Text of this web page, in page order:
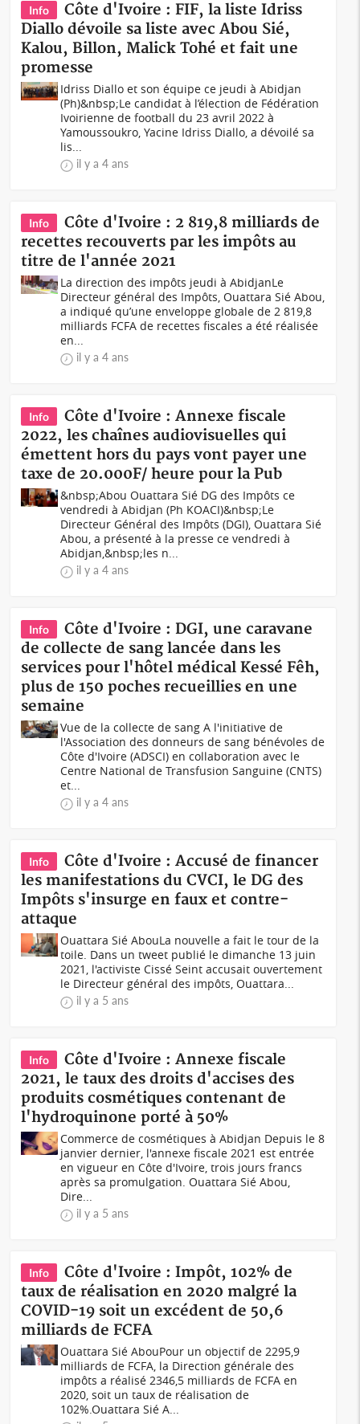
Info
Côte d'Ivoire : FIF, la liste Idriss
Diallo dévoile sa liste avec Abou Sié,
Kalou, Billon, Malick Tohé et fait une
promesse
Idriss Diallo et son équipe ce jeudi à Abidjan
(Ph)&nbsp;Le candidat à l’élection de Fédération
Ivoirienne de football du 23 avril 2022 à
Yamoussoukro, Yacine Idriss Diallo, a dévoilé sa
lis...
il y a 4 ans
Info
Côte d'Ivoire : 2 819,8 milliards de
recettes recouverts par les impôts au
titre de l'année 2021
La direction des impôts jeudi à AbidjanLe
Directeur général des Impôts, Ouattara Sié Abou,
a indiqué qu’une enveloppe globale de 2 819,8
milliards FCFA de recettes fiscales a été réalisée
en...
il y a 4 ans
Info
Côte d'Ivoire : Annexe fiscale
2022, les chaînes audiovisuelles qui
émettent hors du pays vont payer une
taxe de 20.000F/ heure pour la Pub
&nbsp;Abou Ouattara Sié DG des Impôts ce
vendredi à Abidjan (Ph KOACI)&nbsp;Le
Directeur Général des Impôts (DGI), Ouattara Sié
Abou, a présenté à la presse ce vendredi à
Abidjan,&nbsp;les n...
il y a 4 ans
Info
Côte d'Ivoire : DGI, une caravane
de collecte de sang lancée dans les
services pour l'hôtel médical Kessé Fêh,
plus de 150 poches recueillies en une
semaine
Vue de la collecte de sang A l'initiative de
l'Association des donneurs de sang bénévoles de
Côte d'Ivoire (ADSCI) en collaboration avec le
Centre National de Transfusion Sanguine (CNTS)
et...
il y a 4 ans
Info
Côte d'Ivoire : Accusé de financer
les manifestations du CVCI, le DG des
Impôts s'insurge en faux et contre-
attaque
Ouattara Sié AbouLa nouvelle a fait le tour de la
toile. Dans un tweet publié le dimanche 13 juin
2021, l'activiste Cissé Seint accusait ouvertement
le Directeur général des impôts, Ouattara...
il y a 5 ans
Info
Côte d'Ivoire : Annexe fiscale
2021, le taux des droits d'accises des
produits cosmétiques contenant de
l'hydroquinone porté à 50%
Commerce de cosmétiques à Abidjan Depuis le 8
janvier dernier, l'annexe fiscale 2021 est entrée
en vigueur en Côte d'Ivoire, trois jours francs
après sa promulgation. Ouattara Sié Abou,
Dire...
il y a 5 ans
Info
Côte d'Ivoire : Impôt, 102% de
taux de réalisation en 2020 malgré la
COVID-19 soit un excédent de 50,6
milliards de FCFA
Ouattara Sié AbouPour un objectif de 2295,9
milliards de FCFA, la Direction générale des
impôts a réalisé 2346,5 milliards de FCFA en
2020, soit un taux de réalisation de
102%.Ouattara Sié A...